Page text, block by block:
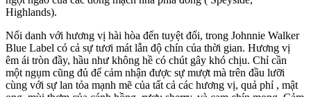
Highlands).
Nổi danh với hương vị hài hòa đến tuyệt đối, trong Johnnie Walker
Blue Label có cả sự tươi mát lẫn độ chín của thời gian. Hương vị
êm ái tròn đầy, hầu như không hề có chút gây khó chịu. Chỉ cần
một ngụm cũng đủ để cảm nhận được sự mượt mà trên đầu lưỡi
cùng với sự lan tỏa mạnh mẽ của tất cả các hương vị, quả phỉ , mật